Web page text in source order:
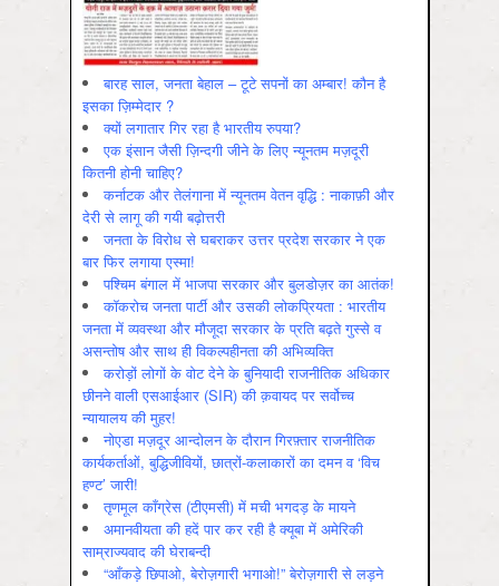
बारह साल, जनता बेहाल – टूटे सपनों का अम्बार! कौन है
इसका ज़िम्मेदार ?
क्यों लगातार गिर रहा है भारतीय रुपया?
एक इंसान जैसी ज़िन्दगी जीने के लिए न्यूनतम मज़दूरी
कितनी होनी चाहिए?
कर्नाटक और तेलंगाना में न्यूनतम वेतन वृद्धि : नाकाफ़ी और
देरी से लागू की गयी बढ़ोत्तरी
जनता के विरोध से घबराकर उत्तर प्रदेश सरकार ने एक
बार फिर लगाया एस्मा!
पश्चिम बंगाल में भाजपा सरकार और बुलडोज़र का आतंक!
कॉकरोच जनता पार्टी और उसकी लोकप्रियता : भारतीय
जनता में व्‍यवस्‍था और मौजूदा सरकार के प्रति बढ़ते गुस्‍से व
असन्‍तोष और साथ ही विकल्‍पहीनता की अभिव्‍यक्ति
करोड़ों लोगों के वोट देने के बुनियादी राजनीतिक अधिकार
छीनने वाली एसआईआर (SIR) की क़वायद पर सर्वोच्च
न्यायालय की मुहर!
नोएडा मज़दूर आन्दोलन के दौरान गिरफ़्तार राजनीतिक
कार्यकर्ताओं, बुद्धिजीवियों, छात्रों-कलाकारों का दमन व ‘विच
हण्ट’ जारी!
तृणमूल काँग्रेस (टीएमसी) में मची भगदड़ के मायने
अमानवीयता की हदें पार कर रही है क्यूबा में अमेरिकी
साम्राज्यवाद की घेराबन्दी
“आँकड़े छिपाओ, बेरोज़गारी भगाओ!” बेरोज़गारी से लड़ने